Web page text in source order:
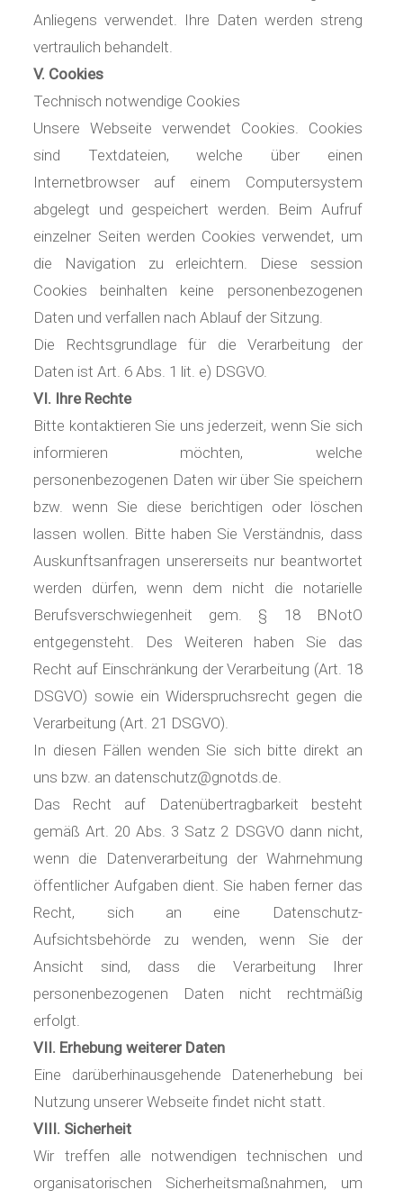
Anliegens verwendet. Ihre Daten werden streng
vertraulich behandelt.
V. Cookies
Technisch notwendige Cookies
Unsere Webseite verwendet Cookies. Cookies
sind Textdateien, welche über einen
Internetbrowser auf einem Computersystem
abgelegt und gespeichert werden. Beim Aufruf
einzelner Seiten werden Cookies verwendet, um
die Navigation zu erleichtern. Diese session
Cookies beinhalten keine personenbezogenen
Daten und verfallen nach Ablauf der Sitzung.
Die Rechtsgrundlage für die Verarbeitung der
Daten ist Art. 6 Abs. 1 lit. e) DSGVO.
VI. Ihre Rechte
Bitte kontaktieren Sie uns jederzeit, wenn Sie sich
informieren möchten, welche
personenbezogenen Daten wir über Sie speichern
bzw. wenn Sie diese berichtigen oder löschen
lassen wollen. Bitte haben Sie Verständnis, dass
Auskunftsanfragen unsererseits nur beantwortet
werden dürfen, wenn dem nicht die notarielle
Berufsverschwiegenheit gem. § 18 BNotO
entgegensteht. Des Weiteren haben Sie das
Recht auf Einschränkung der Verarbeitung (Art. 18
DSGVO) sowie ein Widerspruchsrecht gegen die
Verarbeitung (Art. 21 DSGVO).
In diesen Fällen wenden Sie sich bitte direkt an
uns bzw. an datenschutz@gnotds.de.
Das Recht auf Datenübertragbarkeit besteht
gemäß Art. 20 Abs. 3 Satz 2 DSGVO dann nicht,
wenn die Datenverarbeitung der Wahrnehmung
öffentlicher Aufgaben dient. Sie haben ferner das
Recht, sich an eine Datenschutz-
Aufsichtsbehörde zu wenden, wenn Sie der
Ansicht sind, dass die Verarbeitung Ihrer
personenbezogenen Daten nicht rechtmäßig
erfolgt.
VII. Erhebung weiterer Daten
Eine darüberhinausgehende Datenerhebung bei
Nutzung unserer Webseite findet nicht statt.
VIII. Sicherheit
Wir treffen alle notwendigen technischen und
organisatorischen Sicherheitsmaßnahmen, um